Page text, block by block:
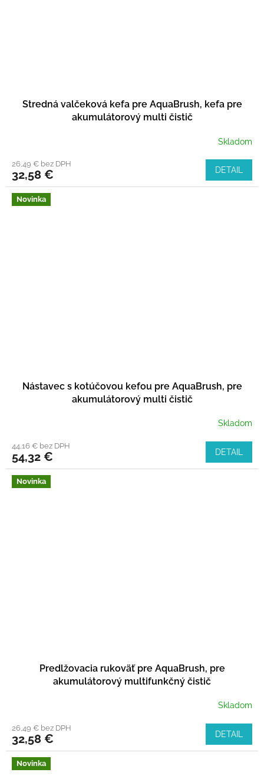
Stredná valčeková kefa pre AquaBrush, kefa pre
akumulátorový multi čistič
Skladom
26,49 € bez DPH
32,58 € DETAIL
Novinka
Nástavec s kotúčovou kefou pre AquaBrush, pre
akumulátorový multi čistič
Skladom
44,16 € bez DPH
54,32 € DETAIL
Novinka
Predlžovacia rukoväť pre AquaBrush, pre
akumulátorový multifunkčný čistič
Skladom
26,49 € bez DPH
32,58 € DETAIL
Novinka